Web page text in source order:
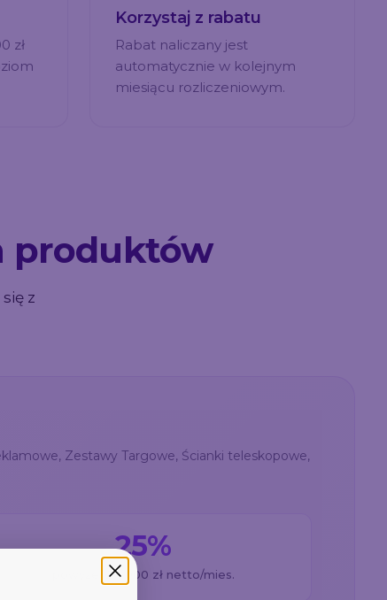
zł
Korzystaj z rabatu
Rabat naliczany jest
automatycznie w kolejnym
miesiącu rozliczeniowym.
produktów
z
Zestawy Targowe, Ścianki teleskopowe,
25%
powyżej 20 000 zł netto/mies.